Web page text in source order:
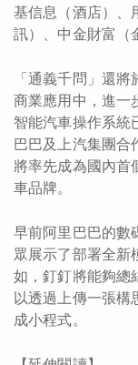
基信息（酒店）、
訊）、中金財富（
「通義千問」還
商業應用中，進一
智能汽車操作系統
巴巴及上汽集團合
將率先成為國內首
車品牌。
早前阿里巴巴的數
眾展示了部署全新
如，釘釘將能夠總
以透過上傳一張構
成小程式。